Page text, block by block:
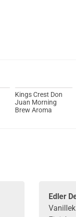
Kings Crest Don
Juan Morning
Brew Aroma
Edler